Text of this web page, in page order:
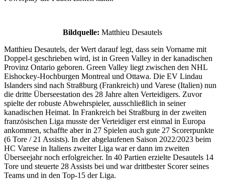
Bildquelle: Matthieu Desautels
Matthieu Desautels, der Wert darauf legt, dass sein Vorname mit
Doppel-t geschrieben wird, ist in Green Valley in der kanadischen
Provinz Ontario geboren. Green Valley liegt zwischen den NHL
Eishockey-Hochburgen Montreal und Ottawa. Die EV Lindau
Islanders sind nach Straßburg (Frankreich) und Varese (Italien) nun
die dritte Überseestation des 28 Jahre alten Verteidigers. Zuvor
spielte der robuste Abwehrspieler, ausschließlich in seiner
kanadischen Heimat. In Frankreich bei Straßburg in der zweiten
französischen Liga musste der Verteidiger erst einmal in Europa
ankommen, schaffte aber in 27 Spielen auch gute 27 Scorerpunkte
(6 Tore / 21 Assists). In der abgelaufenen Saison 2022/2023 beim
HC Varese in Italiens zweiter Liga war er dann im zweiten
Überseejahr noch erfolgreicher. In 40 Partien erzielte Desautels 14
Tore und steuerte 28 Assists bei und war drittbester Scorer seines
Teams und in den Top-15 der Liga.